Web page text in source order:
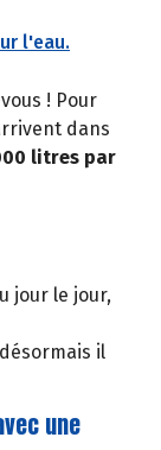
l'eau.
! Pour
dans
litres par
jour le jour,
il
une